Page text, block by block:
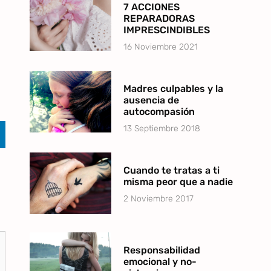
7 ACCIONES
REPARADORAS
IMPRESCINDIBLES
16 Noviembre 2021
Madres culpables y la
ausencia de
autocompasión
13 Septiembre 2018
Cuando te tratas a ti
misma peor que a nadie
2 Noviembre 2017
Responsabilidad
emocional y no-